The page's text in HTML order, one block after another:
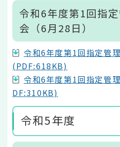
令和6年度第1回指
会（6月28日）
令和6年度第1回指定管
(PDF:618KB)
令和6年度第1回指定管
DF:310KB)
令和5年度